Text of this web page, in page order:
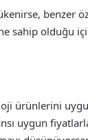
benzer
sahip olduğu
ürünlerini
uygun